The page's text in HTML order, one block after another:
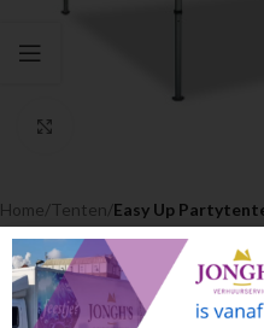
Home Tenten Easy Up
3×3 Easy Up trektent
€50.00